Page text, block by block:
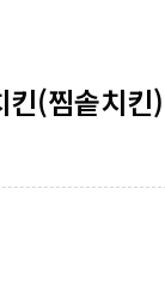
킨(찜솥치